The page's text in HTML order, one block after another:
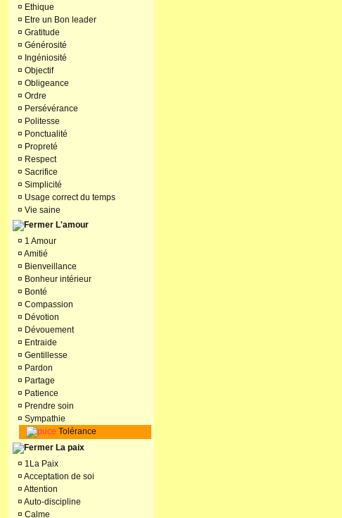
¤ Ethique
¤ Etre un Bon leader
¤ Gratitude
¤ Générosité
¤ Ingéniosité
¤ Objectif
¤ Obligeance
¤ Ordre
¤ Persévérance
¤ Politesse
¤ Ponctualité
¤ Propreté
¤ Respect
¤ Sacrifice
¤ Simplicité
¤ Usage correct du temps
¤ Vie saine
L'amour
¤ 1 Amour
¤ Amitié
¤ Bienveillance
¤ Bonheur intérieur
¤ Bonté
¤ Compassion
¤ Dévotion
¤ Dévouement
¤ Entraide
¤ Gentillesse
¤ Pardon
¤ Partage
¤ Patience
¤ Prendre soin
¤ Sympathie
Tolérance
La paix
¤ 1La Paix
¤ Acceptation de soi
¤ Attention
¤ Auto-discipline
¤ Calme